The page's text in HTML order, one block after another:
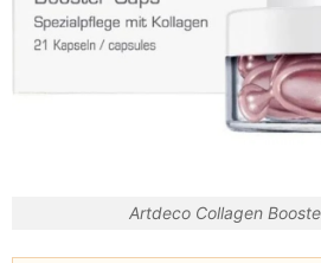
Artdeco Collagen